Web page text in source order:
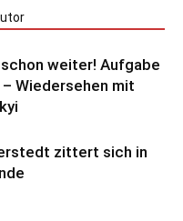
weiter! Aufgabe
Wiedersehen mit
zittert sich in